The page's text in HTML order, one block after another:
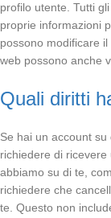
profilo utente. Tutti
proprie informazioni
possono modificare
web possono anche
Quali diritti
Se hai un account
richiedere di
abbiamo su di te,
richiedere che
te. Questo non